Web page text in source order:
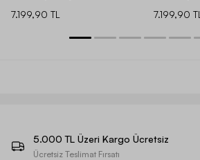
7.199,90 TL
7.199,90 TL
5.000 TL Üzeri Kargo Ücretsiz
Ücretsiz Teslimat Fırsatı